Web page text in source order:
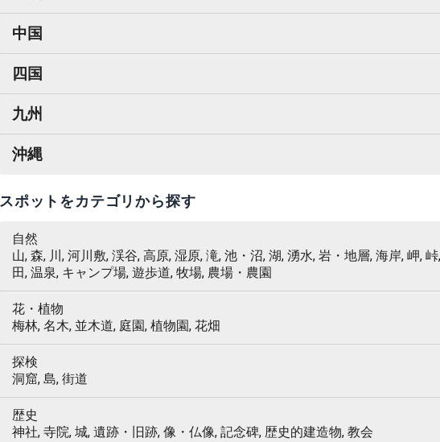
中国
四国
九州
沖縄
スポットをカテゴリから探す
自然
山, 森, 川, 河川敷, 渓谷, 高原, 湿原, 滝, 池・沼, 湖, 湧水, 岩・地層, 海岸, 岬,
田, 温泉, キャンプ場, 遊歩道, 牧場, 農場・農園
花・植物
梅林, 名木, 並木道, 庭園, 植物園, 花畑
探検
洞窟, 島, 街道
歴史
神社, 寺院, 城, 遺跡・旧跡, 像・仏像, 記念碑, 歴史的建造物, 教会